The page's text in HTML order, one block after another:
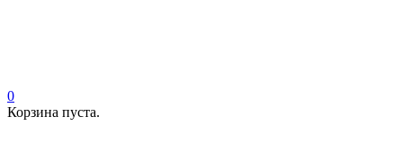
0
Корзина пуста.